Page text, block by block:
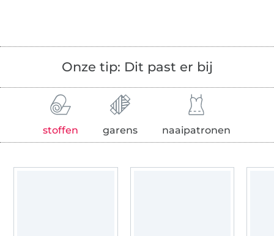
Onze tip: Dit past er bij
stoffen garens naaipatronen